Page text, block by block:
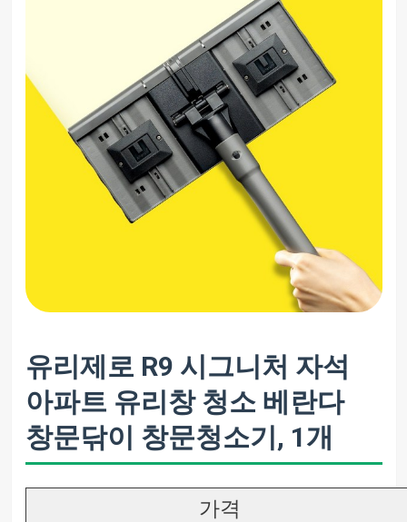
유리제로 R9 시그니처 자석
아파트 유리창 청소 베란다
창문닦이 창문청소기, 1개
가격